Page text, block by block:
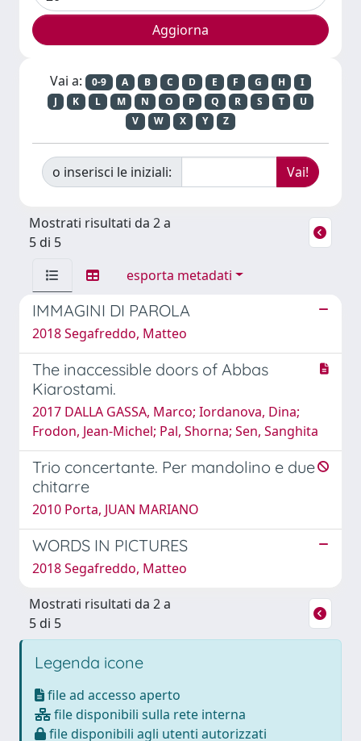
Vai a: 0-9 A B C D E F G H
I
J
K L M N O P Q R S T
U
V
W X Y Z
o inserisci le iniziali:
Mostrati risultati da 2 a
5 di 5
esporta metadati
IMMAGINI DI PAROLA
2018 Segafreddo, Matteo
The inaccessible doors of Abbas
Kiarostami.
2017 DALLA GASSA, Marco; Iordanova, Dina;
Frodon, Jean-Michel; Pal, Shorna; Sen, Sanghita
Trio concertante. Per mandolino e due
chitarre
2010 Porta, JUAN MARIANO
WORDS IN PICTURES
2018 Segafreddo, Matteo
Mostrati risultati da 2 a
5 di 5
Legenda icone
file ad accesso aperto
file disponibili sulla rete interna
file disponibili agli utenti autorizzati